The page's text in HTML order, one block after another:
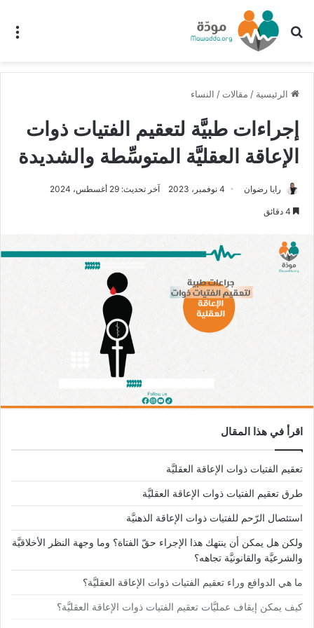
بحث عن
الرئيسية / مقالات / النساء
إجراءات طبيَّة لتعقيم الفتيات ذوات
الإعاقة العقليَّة المتوسِّطة والشديدة
رايا رضوان 4 نوفمبر، 2023 آخر تحديث: 29 أغسطس، 2024
اقرأ في هذا المقال
تعقيم الفتيات ذوات الإعاقة العقليَّة
طرق تعقيم الفتيات ذوات الإعاقة العقليَّة
استئصال الرّحم للفتيات ذوات الإعاقة الذهنيَّة
ولكن هل يمكن أن ينتهك هذا الإجراء حقّ الفتاة؟ وما وجهة النظر الأخلاقيَّة
والشرعيَّة والقانونيَّة تجاهه؟
ما هي الدوافع وراء تعقيم الفتيات ذوات الإعاقة العقليَّة؟
كيف يمكن إيقاف عمليَّات تعقيم الفتيات ذوات الإعاقة العقليَّة؟